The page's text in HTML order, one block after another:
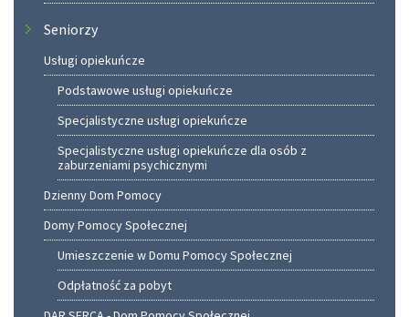
Seniorzy
Usługi opiekuńcze
Podstawowe usługi opiekuńcze
Specjalistyczne usługi opiekuńcze
Specjalistyczne usługi opiekuńcze dla osób z
zaburzeniami psychicznymi
Dzienny Dom Pomocy
Domy Pomocy Społecznej
Umieszczenie w Domu Pomocy Społecznej
Odpłatność za pobyt